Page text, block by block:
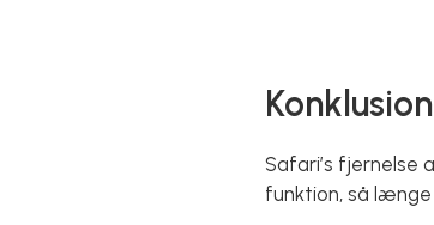
Safari’s fjernelse
funktion, så